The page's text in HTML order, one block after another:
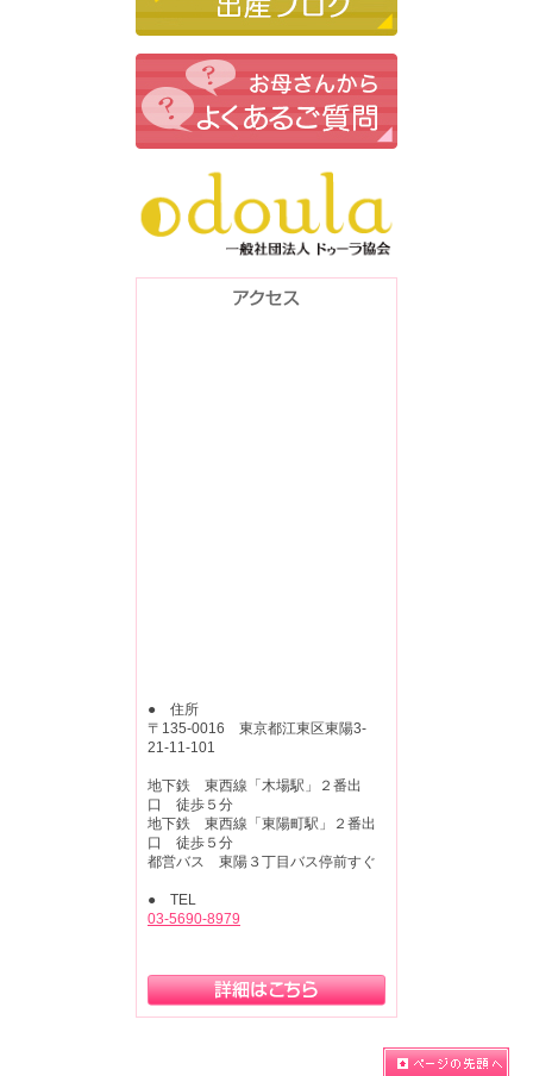
● 住所
〒135-0016 東京都江東区東陽3-
21-11-101
地下鉄 東西線「木場駅」２番出
口 徒歩５分
地下鉄 東西線「東陽町駅」２番出
口 徒歩５分
都営バス 東陽３丁目バス停前すぐ
● TEL
03-5690-8979